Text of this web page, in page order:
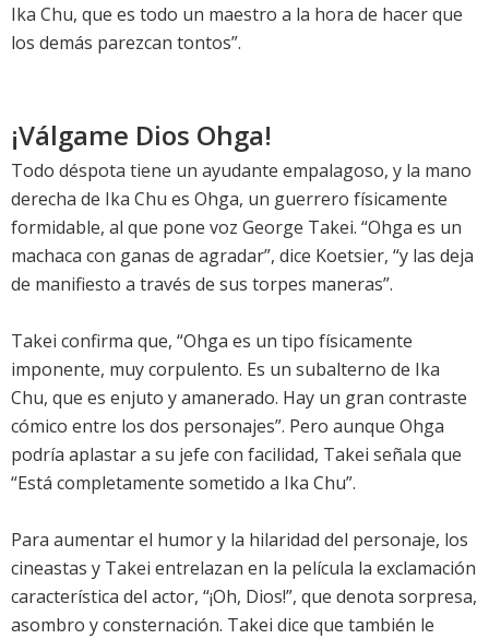
Ika Chu, que es todo un maestro a la hora de hacer que
los demás parezcan tontos”.
¡Válgame Dios Ohga!
Todo déspota tiene un ayudante empalagoso, y la mano
derecha de Ika Chu es Ohga, un guerrero físicamente
formidable, al que pone voz George Takei. “Ohga es un
machaca con ganas de agradar”, dice Koetsier, “y las deja
de manifiesto a través de sus torpes maneras”.
Takei confirma que, “Ohga es un tipo físicamente
imponente, muy corpulento. Es un subalterno de Ika
Chu, que es enjuto y amanerado. Hay un gran contraste
cómico entre los dos personajes”. Pero aunque Ohga
podría aplastar a su jefe con facilidad, Takei señala que
“Está completamente sometido a Ika Chu”.
Para aumentar el humor y la hilaridad del personaje, los
cineastas y Takei entrelazan en la película la exclamación
característica del actor, “¡Oh, Dios!”, que denota sorpresa,
asombro y consternación. Takei dice que también le